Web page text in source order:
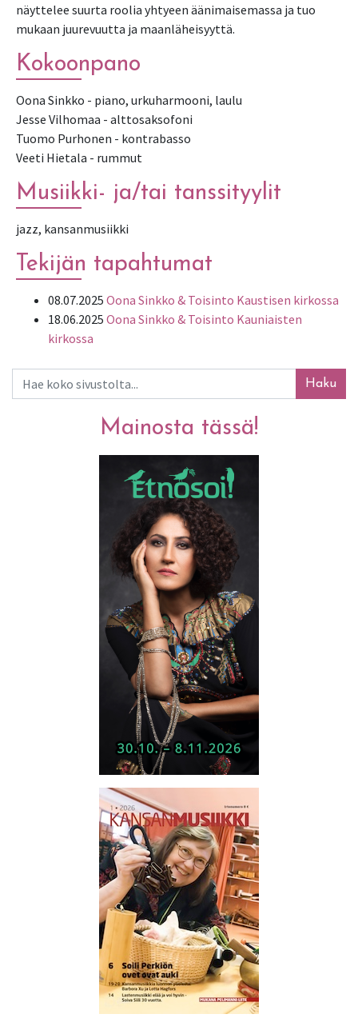
näyttelee suurta roolia yhtyeen äänimaisemassa ja tuo
mukaan juurevuutta ja maanläheisyyttä.
Kokoonpano
Oona Sinkko - piano, urkuharmooni, laulu
Jesse Vilhomaa - alttosaksofoni
Tuomo Purhonen - kontrabasso
Veeti Hietala - rummut
Musiikki- ja/tai tanssityylit
jazz, kansanmusiikki
Tekijän tapahtumat
08.07.2025 Oona Sinkko & Toisinto Kaustisen kirkossa
18.06.2025 Oona Sinkko & Toisinto Kauniaisten
kirkossa
Haku
Mainosta tässä!